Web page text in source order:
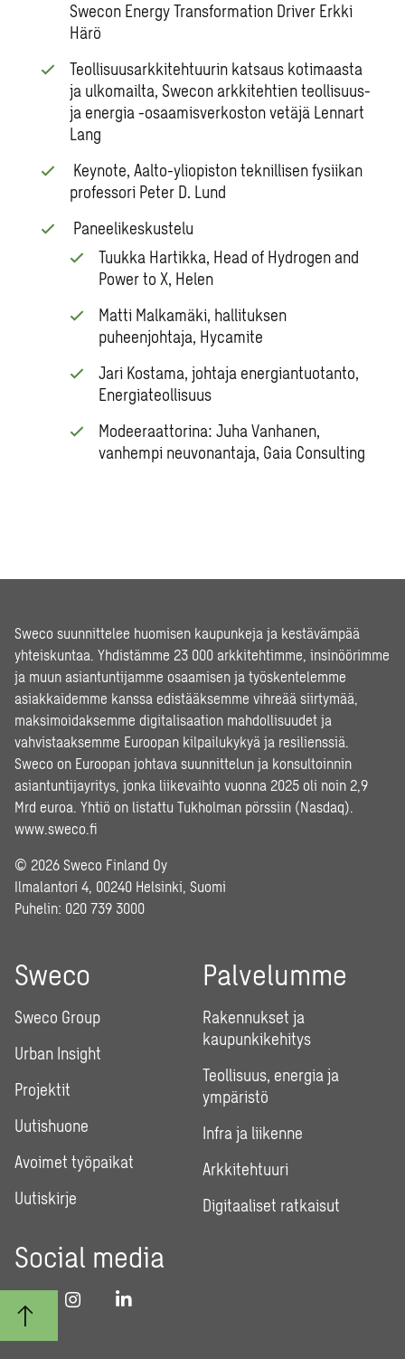
Swecon Energy Transformation Driver Erkki
Härö
Teollisuusarkkitehtuurin katsaus kotimaasta
ja ulkomailta,Swecon arkkitehtien teollisuus-
ja energia -osaamisverkoston vetäjä Lennart
Lang
Keynote, Aalto-yliopiston teknillisen fysiikan
professori Peter D. Lund
Paneelikeskustelu
Tuukka Hartikka, Head of Hydrogen and
Power to X, Helen
Matti Malkamäki, hallituksen
puheenjohtaja, Hycamite
Jari Kostama, johtaja energiantuotanto,
Energiateollisuus
Modeeraattorina: Juha Vanhanen,
vanhempi neuvonantaja, Gaia Consulting
Sweco suunnittelee huomisen kaupunkeja ja kestävämpää
yhteiskuntaa. Yhdistämme 23 000 arkkitehtimme, insinöörimme
ja muun asiantuntijamme osaamisen ja työskentelemme
asiakkaidemme kanssa edistääksemme vihreää siirtymää,
maksimoidaksemme digitalisaation mahdollisuudet ja
vahvistaaksemme Euroopan kilpailukykyä ja resilienssiä.
Sweco on Euroopan johtava suunnittelun ja konsultoinnin
asiantuntijayritys, jonka liikevaihto vuonna 2025 oli noin 2,9
Mrd euroa. Yhtiö on listattu Tukholman pörssiin (Nasdaq).
www.sweco.fi
© 2026 Sweco Finland Oy
Ilmalantori 4, 00240 Helsinki, Suomi
Puhelin: 020 739 3000
Sweco
Sweco Group
Urban Insight
Projektit
Uutishuone
Avoimet työpaikat
Uutiskirje
Palvelumme
Rakennukset ja
kaupunkikehitys
Teollisuus, energia ja
ympäristö
Infra ja liikenne
Arkkitehtuuri
Digitaaliset ratkaisut
Social media